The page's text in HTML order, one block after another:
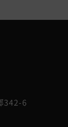
342-6